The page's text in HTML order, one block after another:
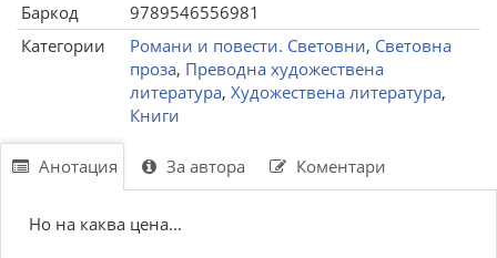
Баркод
9789546556981
Категории
Романи и повести. Световни, Световна
проза, Преводна художествена
литература, Художествена литература,
Книги
Анотация За автора Коментари
Но на каква цена...